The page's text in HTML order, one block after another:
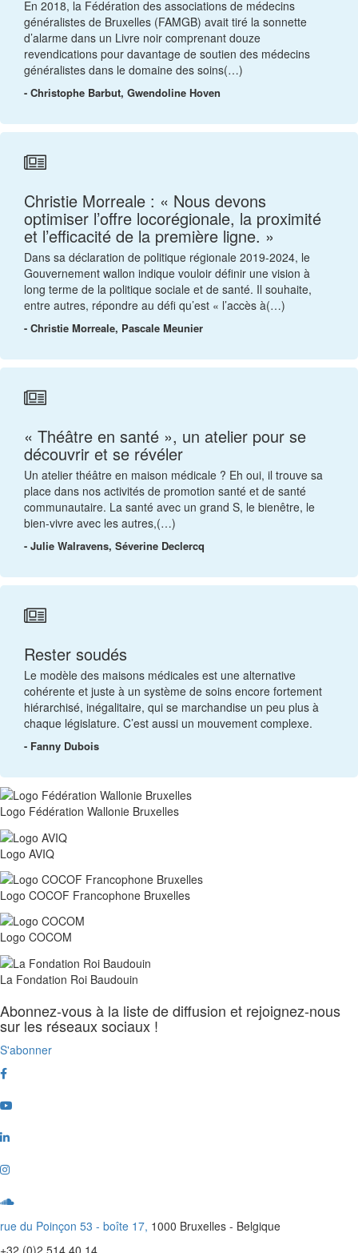
En 2018, la Fédération des associations de médecins
généralistes de Bruxelles (FAMGB) avait tiré la sonnette
d’alarme dans un Livre noir comprenant douze
revendications pour davantage de soutien des médecins
généralistes dans le domaine des soins(…)
- Christophe Barbut, Gwendoline Hoven
Christie Morreale : « Nous devons
optimiser l’offre locorégionale, la proximité
et l’efficacité de la première ligne. »
Dans sa déclaration de politique régionale 2019-2024, le
Gouvernement wallon indique vouloir définir une vision à
long terme de la politique sociale et de santé. Il souhaite,
entre autres, répondre au défi qu’est « l’accès à(…)
- Christie Morreale, Pascale Meunier
« Théâtre en santé », un atelier pour se
découvrir et se révéler
Un atelier théâtre en maison médicale ? Eh oui, il trouve sa
place dans nos activités de promotion santé et de santé
communautaire. La santé avec un grand S, le bienêtre, le
bien-vivre avec les autres,(…)
- Julie Walravens, Séverine Declercq
Rester soudés
Le modèle des maisons médicales est une alternative
cohérente et juste à un système de soins encore fortement
hiérarchisé, inégalitaire, qui se marchandise un peu plus à
chaque législature. C’est aussi un mouvement complexe.
- Fanny Dubois
Logo Fédération Wallonie Bruxelles
Logo AVIQ
Logo COCOF Francophone Bruxelles
Logo COCOM
La Fondation Roi Baudouin
Abonnez-vous à la liste de diffusion et rejoignez-nous
sur les réseaux sociaux !
S'abonner
rue du Poinçon 53 - boîte 17, 1000 Bruxelles - Belgique
+32 (0)2 514 40 14